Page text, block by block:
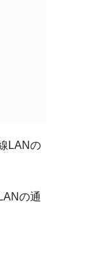
LANの
の通